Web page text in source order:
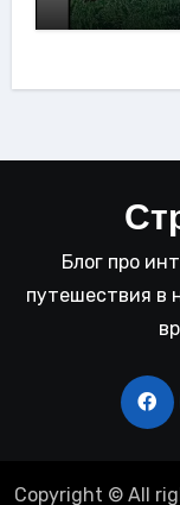
Блог про
путешествия в
Copyright © All